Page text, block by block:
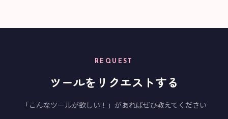
REQUEST
ツールをリクエストする
「こんなツールが欲しい！」があればぜひ教えてください